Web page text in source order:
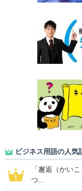
ビジネス用語の人気
「邂逅（かい
つ...